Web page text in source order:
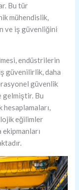
Bu tür
mühendislik,
ve iş güvenliğini
endüstrilerin
güvenilirlik, daha
güvenlik
gelmiştir. Bu
hesaplamaları,
eğilimler